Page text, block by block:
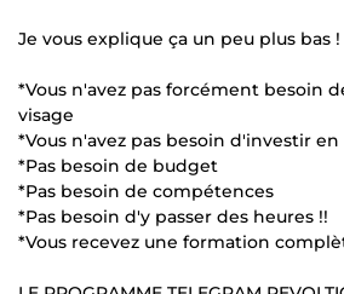
Je vous explique ça un peu plus bas !
*Vous n'avez pas forcément besoin
visage
*Vous n'avez pas besoin d'investir
*Pas besoin de budget
*Pas besoin de compétences
*Pas besoin d'y passer des heures !!
*Vous recevez une formation